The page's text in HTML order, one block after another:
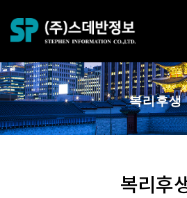
복리후생
복리후